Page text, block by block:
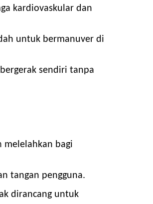
kardiovaskular dan
untuk bermanuver di
sendiri tanpa
melelahkan bagi
tangan pengguna.
dirancang untuk